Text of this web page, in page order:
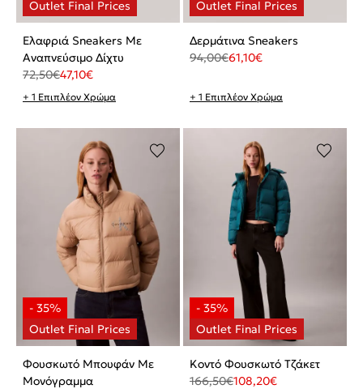
Ελαφριά Sneakers Με
Αναπνεύσιμο Δίχτυ
72,50€47,10€
+ 1 Επιπλέον Χρώμα
Δερμάτινα Sneakers
94,00€61,10€
+ 1 Επιπλέον Χρώμα
Φουσκωτό Μπουφάν Με
Μονόγραμμα
Κοντό Φουσκωτό Τζάκετ
166,50€108,20€